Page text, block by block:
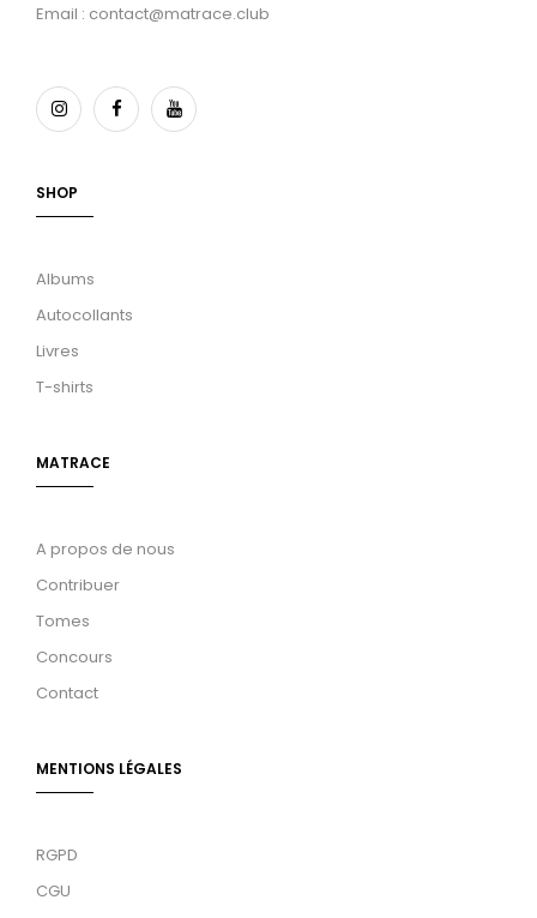
Email : contact@matrace.club
SHOP
Albums
Autocollants
Livres
T-shirts
MATRACE
A propos de nous
Contribuer
Tomes
Concours
Contact
MENTIONS LÉGALES
RGPD
CGU